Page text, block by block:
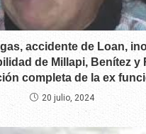
accidente de Loan,
de Millapi, Benítez y
completa de la ex
20 julio, 2024